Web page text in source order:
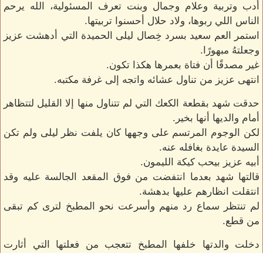
أدب وتربية وعلام وجمال وبنت تعرف المسئولية، الله يرحم
الناس اللي ربوها، ولاد حلال أحسنوا تربيتها.
استمر العم سعيد بسرد خِصال ليلى الحميدة التي أدهشت عزيز
وجعلتهُ مبهورًا.
غير مصدقًا أن فتاة بعمرها هكذا تكون.
انتهى عزيز من تناول عشائه واتجه إلى غرفة مكتبه.
حدقت شهد بقطعة الكعك التي لم تتناول منها إلا القليل لتتظاهر
أمام والديها أنها بخير.
لكن الوجوم المرتسم على وجهها كان يلفت نظر ليلى ولم تكن
السيدة عايدة بغافله عنه.
أبيه عزيز بيحب كيكة الليمون.
قالتها شهد بعدما انتفضت من فوق المقعد الجالسة عليه وقد
انتقلت انظارهم عليها بدهشة.
لم تنتظر سماع رد منهم وأسرعت نحو المطبخ لترى كم تبقى
من قطع.
دخلت والدتها خلفها المطبخ تتعجب من فعلتها التي أثارت